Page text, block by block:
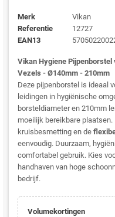
Merk
Vikan
Referentie
12727
EAN13
Vikan Hygiene Pijpenborstel
Vezels - Ø140mm - 210mm
Deze pijpenborstel is ideaal
leidingen in hygiënische
borsteldiameter en 210mm
moeilijk bereikbare plaatsen.
kruisbesmetting en de
eenvoudig. Duurzaam,
comfortabel gebruik. Kies
handhaven van hoge
bedrijf.
Volumekortingen